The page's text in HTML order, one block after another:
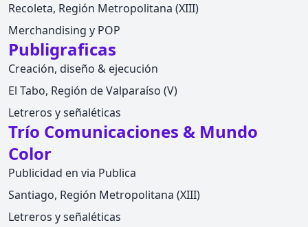
Recoleta, Región Metropolitana (XIII)
Merchandising y POP
Publigraficas
Creación, diseño & ejecución
El Tabo, Región de Valparaíso (V)
Letreros y señaléticas
Trío Comunicaciones & Mundo
Color
Publicidad en via Publica
Santiago, Región Metropolitana (XIII)
Letreros y señaléticas